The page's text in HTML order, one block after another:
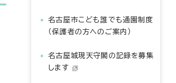
名古屋市こども誰でも通園制度
（保護者の方へのご案内）
名古屋城現天守閣の記録を募集
します